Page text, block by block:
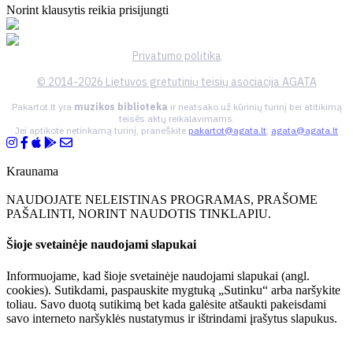
Norint klausytis reikia prisijungti
Privatumo politika
© 2014-2026 Lietuvos gretutinių teisių asociacija AGATA
Pakartot.lt yra muzikos biblioteka ir neatsako už kūrinių turinį bei atitikimą
teisės aktų reikalavimams.
Jei aptikote netinkamą turinį, praneškite pakartot@agata.lt, agata@agata.lt
Kraunama
NAUDOJATE NELEISTINAS PROGRAMAS, PRAŠOME
PAŠALINTI, NORINT NAUDOTIS TINKLAPIU.
Šioje svetainėje naudojami slapukai
Informuojame, kad šioje svetainėje naudojami slapukai (angl.
cookies). Sutikdami, paspauskite mygtuką „Sutinku“ arba naršykite
toliau. Savo duotą sutikimą bet kada galėsite atšaukti pakeisdami
savo interneto naršyklės nustatymus ir ištrindami įrašytus slapukus.